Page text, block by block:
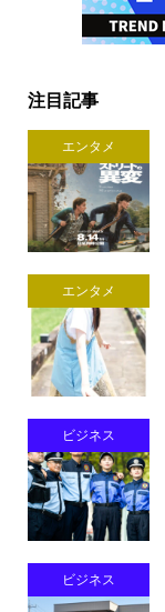
注目記事
エンタメ
エンタメ
ビジネス
ビジネス